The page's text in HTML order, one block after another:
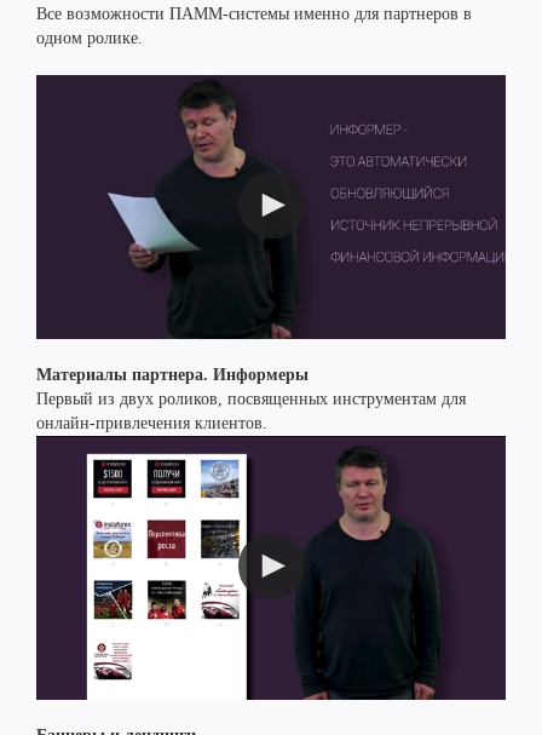
Все возможности ПАММ-системы именно для партнеров в
одном ролике.
Материалы партнера. Информеры
Первый из двух роликов, посвященных инструментам для
онлайн-привлечения клиентов.